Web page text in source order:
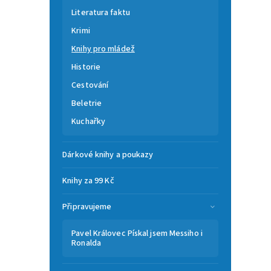
Literatura faktu
Krimi
Knihy pro mládež
Historie
Cestování
Beletrie
Kuchařky
Dárkové knihy a poukazy
Knihy za 99 Kč
Připravujeme
Pavel Královec Pískal jsem Messiho i
Ronalda